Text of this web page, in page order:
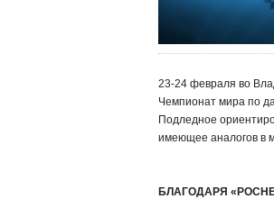
23-24 февраля во
Чемпионат мира по
Подледное
имеющее аналогов в
БЛАГОДАРЯ